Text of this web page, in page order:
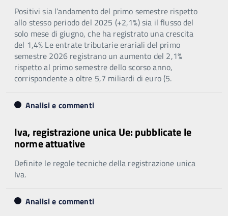
Positivi sia l’andamento del primo semestre rispetto
allo stesso periodo del 2025 (+2,1%) sia il flusso del
solo mese di giugno, che ha registrato una crescita
del 1,4% Le entrate tributarie erariali del primo
semestre 2026 registrano un aumento del 2,1%
rispetto al primo semestre dello scorso anno,
corrispondente a oltre 5,7 miliardi di euro (5.
Analisi e commenti
Iva, registrazione unica Ue: pubblicate le
norme attuative
Definite le regole tecniche della registrazione unica
Iva.
Analisi e commenti